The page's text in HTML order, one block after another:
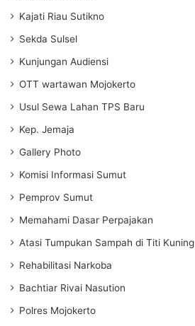
Kajati Riau Sutikno
Sekda Sulsel
Kunjungan Audiensi
OTT wartawan Mojokerto
Usul Sewa Lahan TPS Baru
Kep. Jemaja
Gallery Photo
Komisi Informasi Sumut
Pemprov Sumut
Memahami Dasar Perpajakan
Atasi Tumpukan Sampah di Titi Kuning
Rehabilitasi Narkoba
Bachtiar Rivai Nasution
Polres Mojokerto